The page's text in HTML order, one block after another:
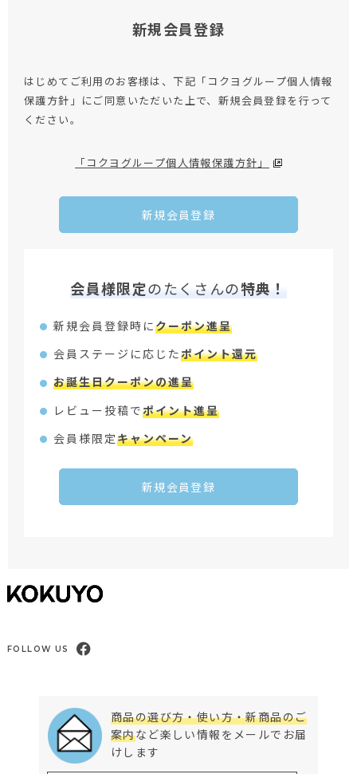
新規会員登録
はじめてご利用のお客様は、下記「コクヨグループ個人情報
保護方針」にご同意いただいた上で、新規会員登録を行って
ください。
「コクヨグループ個人情報保護方針」
新規会員登録
会員様限定のたくさんの特典！
新規会員登録時にクーポン進呈
会員ステージに応じたポイント還元
お誕生日クーポンの進呈
レビュー投稿でポイント進呈
会員様限定キャンペーン
新規会員登録
FOLLOW US
商品の選び方・使い方・新商品のご
案内など楽しい情報をメールでお届
けします